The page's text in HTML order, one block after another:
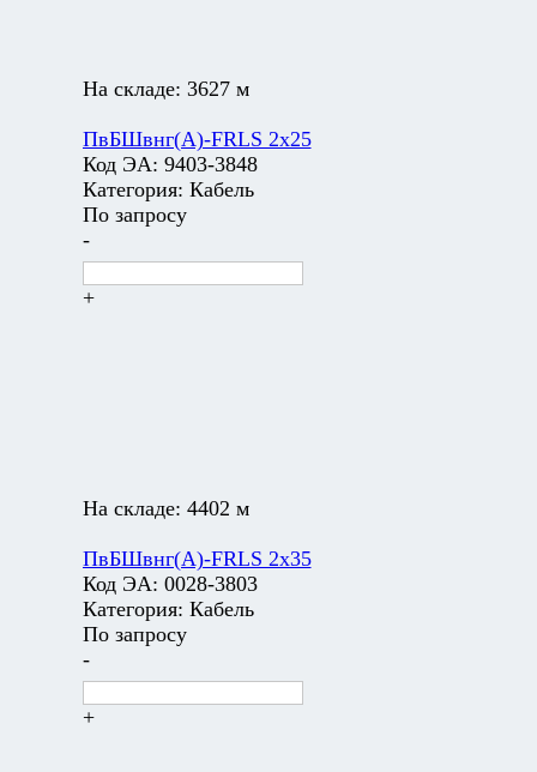
На складе: 3627 м
ПвБШвнг(А)-FRLS 2х25
Код ЭА: 9403-3848
Категория: Кабель
По запросу
-
+
На складе: 4402 м
ПвБШвнг(А)-FRLS 2х35
Код ЭА: 0028-3803
Категория: Кабель
По запросу
-
+